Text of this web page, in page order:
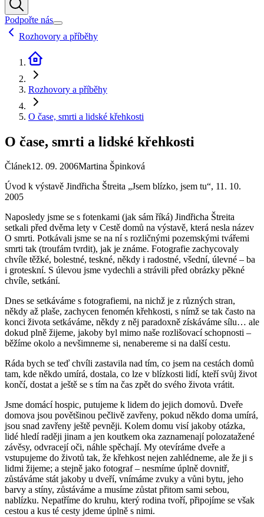
Podpořte nás
Rozhovory a příběhy
Rozhovory a příběhy
O čase, smrti a lidské křehkosti
O čase, smrti a lidské křehkosti
Článek12. 09. 2006Martina Špinková
Úvod k výstavě Jindřicha Štreita „Jsem blízko, jsem tu“, 11. 10.
2005
Naposledy jsme se s fotenkami (jak sám říká) Jindřicha Štreita
setkali před dvěma lety v Cestě domů na výstavě, která nesla název
O smrti. Potkávali jsme se na ní s rozličnými pozemskými tvářemi
smrti tak (troufám tvrdit), jak je známe. Fotografie zachycovaly
chvíle těžké, bolestné, teskné, někdy i radostné, všední, úlevné – ba
i groteskní. S úlevou jsme vydechli a strávili před obrázky pěkné
chvíle, setkání.
Dnes se setkáváme s fotografiemi, na nichž je z různých stran,
někdy až plaše, zachycen fenomén křehkosti, s nímž se tak často na
konci života setkáváme, někdy z něj paradoxně získáváme sílu… ale
dokud plně žijeme, jakoby byl mimo naše rozlišovací schopnosti –
běžíme okolo a nevšimneme si, nenabereme si na další cestu.
Ráda bych se teď chvíli zastavila nad tím, co jsem na cestách domů
tam, kde někdo umírá, dostala, co lze v blízkosti lidí, kteří svůj život
končí, dostat a ještě se s tím na čas zpět do svého života vrátit.
Jsme domácí hospic, putujeme k lidem do jejich domovů. Dveře
domova jsou povětšinou pečlivě zavřeny, pokud někdo doma umírá,
jsou snad zavřeny ještě pevněji. Kolem domu visí jakoby otázka,
lidé hledí raději jinam a jen koutkem oka zaznamenají polozatažené
závěsy, odvracejí oči, náhle spěchají. My otevíráme dveře a
vstupujeme do životů tak, že křehkost nejen zahlédneme, ale že ji s
lidmi žijeme; a stejně jako fotograf – nesmíme úplně dovnitř,
zůstáváme stát jakoby u dveří, vnímáme zvuky a vůni bytu, jeho
barvy a stíny, zůstáváme a musíme zůstat přitom sami sebou,
nablízku. Nepatříme do kruhu, který rodina tvoří, připojíme se však
cestou a kus té cesty jdeme úplně s nimi.